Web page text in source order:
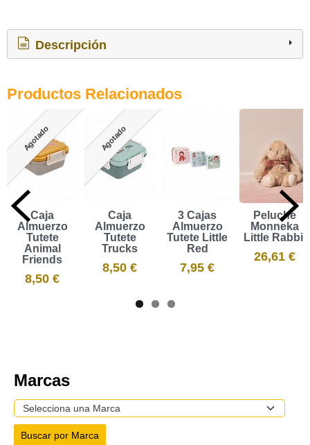
Descripción
Productos Relacionados
Agotado
Caja
Almuerzo
Tutete
Animal
Friends
8,50 €
Agotado
Caja
Almuerzo
Tutete
Trucks
8,50 €
3 Cajas
Almuerzo
Tutete Little
Red
7,95 €
Peluche
Monneka
Little Rabbit
26,61 €
Marcas